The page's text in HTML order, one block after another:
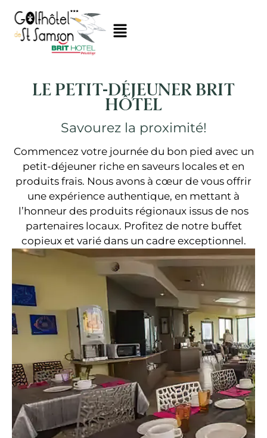
LE PETIT-DÉJEUNER BRIT
HÔTEL
Savourez la proximité!
Commencez votre journée du bon pied avec un
petit-déjeuner riche en saveurs locales et en
produits frais. Nous avons à cœur de vous offrir
une expérience authentique, en mettant à
l’honneur des produits régionaux issus de nos
partenaires locaux. Profitez de notre buffet
copieux et varié dans un cadre exceptionnel.